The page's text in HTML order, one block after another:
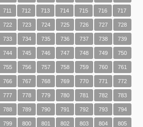
711 712 713 714 715 716 717
722 723 724 725 726 727 728
733 734 735 736 737 738 739
744 745 746 747 748 749 750
755 756 757 758 759 760 761
766 767 768 769 770 771 772
777 778 779 780 781 782 783
788 789 790 791 792 793 794
799 800 801 802 803 804 805